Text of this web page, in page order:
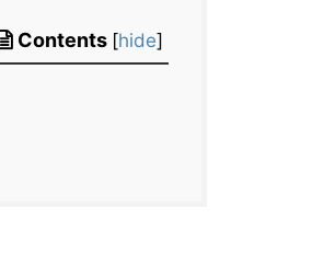
Contents [hide]